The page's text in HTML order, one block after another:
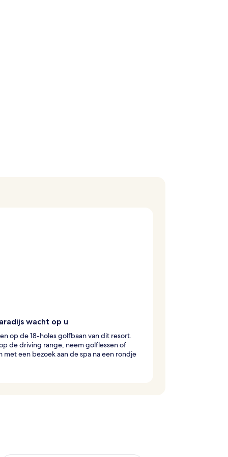
wacht op u
op de 18-holes golfbaan van dit resort.
de driving range, neem golflessen of
met een bezoek aan de spa na een rondje